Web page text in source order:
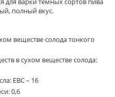
полный вкус.
веществе солода тонкого
в сухом веществе солода:
EBC – 16
0,6